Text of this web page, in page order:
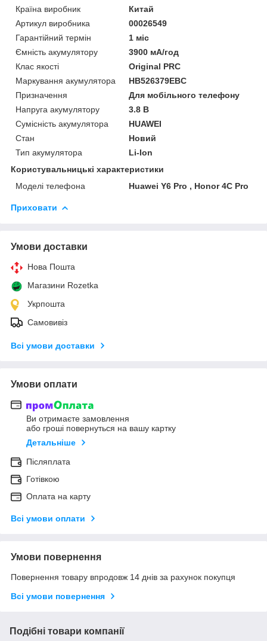
Країна виробник
Китай
Артикул виробника
00026549
Гарантійний термін
1 міс
Ємність акумулятору
3900 мА/год
Клас якості
Original PRC
Маркування акумулятора
HB526379EBC
Призначення
Для мобільного телефону
Напруга акумулятору
3.8 В
Сумісність акумулятора
HUAWEI
Стан
Новий
Тип акумулятора
Li-Ion
Користувальницькі характеристики
Моделі телефона
Huawei Y6 Pro , Honor 4C Pro
Приховати
Умови доставки
Нова Пошта
Магазини Rozetka
Укрпошта
Самовивіз
Всі умови доставки
Умови оплати
Ви отримаєте замовлення
або гроші повернуться на вашу картку
Детальніше
Післяплата
Готівкою
Оплата на карту
Всі умови оплати
Умови повернення
Повернення товару впродовж 14 днів за рахунок покупця
Всі умови повернення
Подібні товари компанії